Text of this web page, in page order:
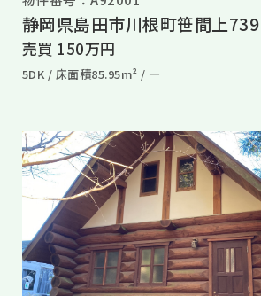
静岡県島田市川根町笹間上739
売買 150万円
5DK / 床面積85.95m² / ―